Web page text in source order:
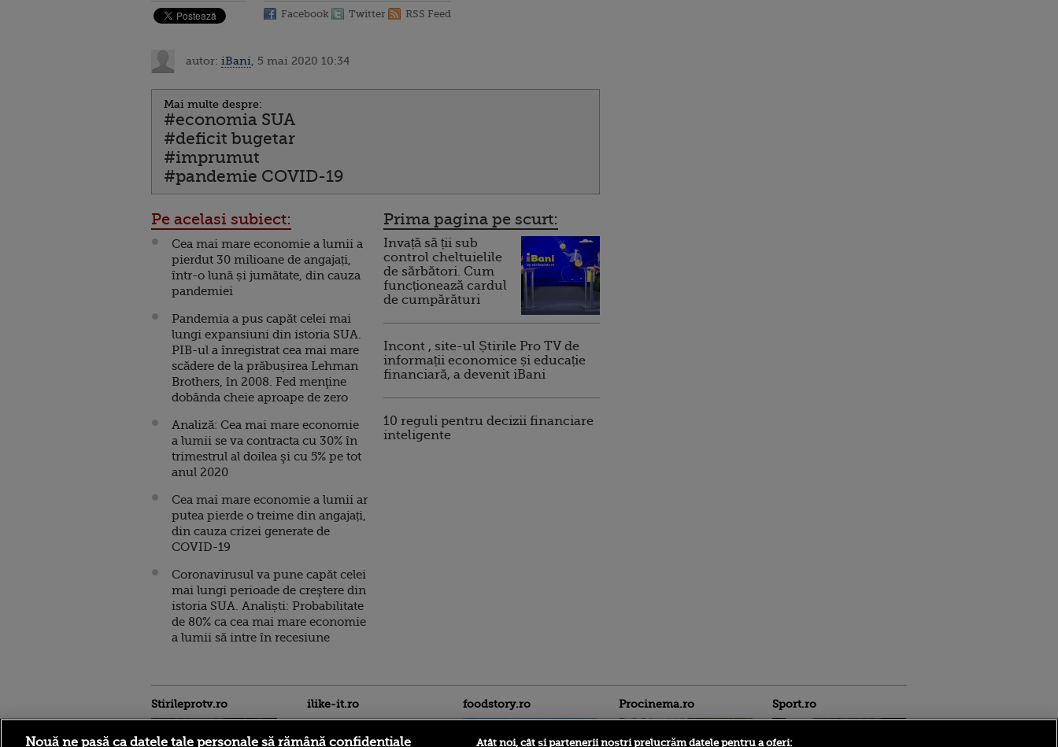
Facebook Twitter RSS Feed
autor: iBani , 5 mai 2020 10:34
Mai multe despre:
#economia SUA
#deficit bugetar
#imprumut
#pandemie COVID-19
Pe acelasi subiect:
Cea mai mare economie a lumii a
pierdut 30 milioane de angajați,
într-o lună și jumătate, din cauza
pandemiei
Pandemia a pus capăt celei mai
lungi expansiuni din istoria SUA.
PIB-ul a înregistrat cea mai mare
scădere de la prăbușirea Lehman
Brothers, în 2008. Fed menţine
dobânda cheie aproape de zero
Analiză: Cea mai mare economie
a lumii se va contracta cu 30% în
trimestrul al doilea şi cu 5% pe tot
anul 2020
Cea mai mare economie a lumii ar
putea pierde o treime din angajați,
din cauza crizei generate de
COVID-19
Coronavirusul va pune capăt celei
mai lungi perioade de creştere din
istoria SUA. Analiști: Probabilitate
de 80% ca cea mai mare economie
a lumii să intre în recesiune
Prima pagina pe scurt:
Invață să ții sub
control cheltuielile
de sărbători. Cum
funcționează cardul
de cumpărături
Incont , site-ul Știrile Pro TV de
informații economice și educație
financiară, a devenit iBani
10 reguli pentru decizii financiare
inteligente
Stirileprotv.ro ilike-it.ro foodstory.ro Procinema.ro Sport.ro
Nouă ne pasă ca datele tale personale să rămână confidențiale Atât noi, cât și partenerii noștri prelucrăm datele pentru a oferi: